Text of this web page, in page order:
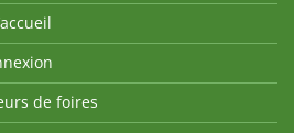
de foires